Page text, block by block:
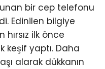
bir cep telefonu
Edinilen bilgiye
hırsız ilk önce
keşif yaptı. Daha
alarak dükkanın